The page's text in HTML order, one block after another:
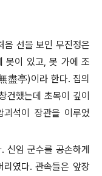
음 선을 보인 무진정은
못이 있고, 못 가에 조
盡亭)이라 한다. 집의
건했는데 초목이 깊이
괴석이 장관을 이루었
. 신임 군수를 공손하게
리였다.관속들은 앞장